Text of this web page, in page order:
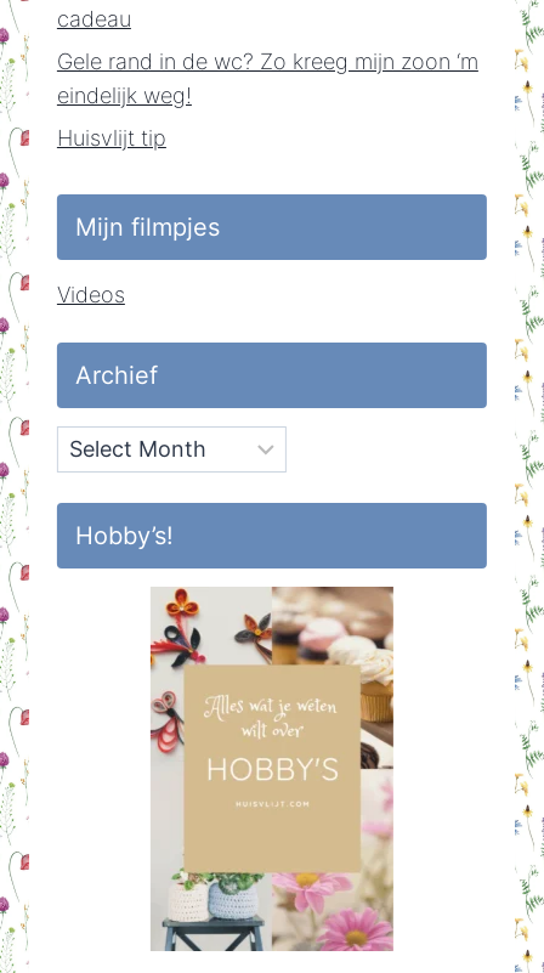
cadeau
Gele rand in de wc? Zo kreeg mijn zoon ‘m
eindelijk weg!
Huisvlijt tip
Mijn filmpjes
Videos
Archief
Archief
Hobby’s!